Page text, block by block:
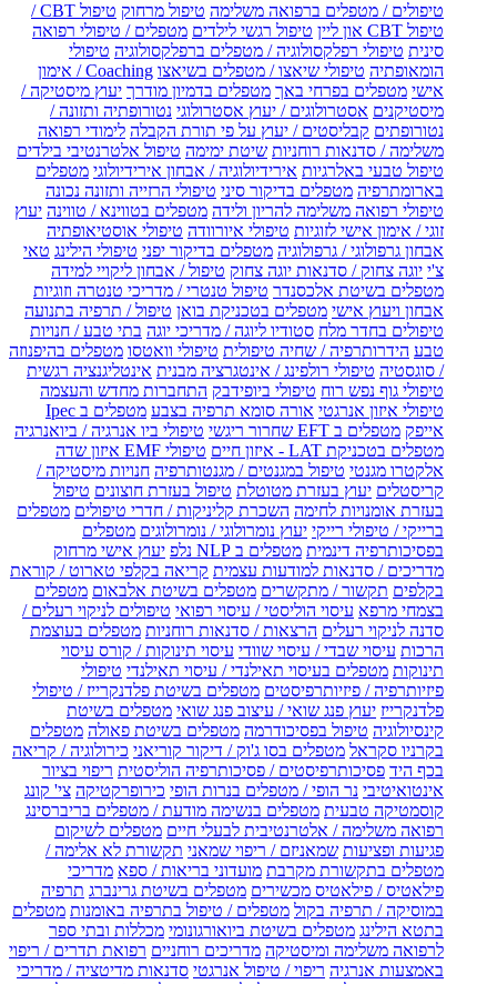
טיפולים / מטפלים ברפואה משלימה טיפול מרחוק
טיפול CBT /
טיפול CBT און ליין
טיפול רגשי לילדים מטפלים / טיפולי רפואה
סינית טיפולי רפלקסולוגיה / מטפלים ברפלקסולוגיה טיפולי
הומאופתיה טיפולי שיאצו / מטפלים בשיאצו
Coaching / אימון
אישי מטפלים בפרחי באך מטפלים בדמיון מודרך יעוץ מיסטיקה /
מיסטיקנים אסטרולוגים / יעוץ אסטרולוגי נטורופתיה ותזונה /
נטורופתים קבליסטים / יעוץ על פי תורת הקבלה לימודי רפואה
משלימה / סדנאות רוחניות שיטת ימימה טיפול אלטרנטיבי בילדים
טיפול טבעי באלרגיות אירידיולוגיה / אבחון אירידיולוגי מטפלים
בארומתרפיה מטפלים בדיקור סיני טיפולי הרזייה ותזונה נכונה
טיפולי רפואה משלימה להריון ולידה מטפלים בטווינא / טווינה יעוץ
זוגי / אימון אישי לזוגיות טיפולי איורוודה טיפולי אוסטיאופתיה
אבחון גרפולוגי / גרפולוגיה מטפלים בדיקור יפני טיפולי הילינג טאי
צ'י יוגה צחוק / סדנאות יוגה צחוק טיפול / אבחון ליקויי למידה
מטפלים בשיטת אלכסנדר טיפול טנטרי / מדריכי טנטרה וזוגיות
אבחון ויעוץ אישי מטפלים בטכניקת בואן טיפול / תרפיה בתנועה
טיפולים בחדר מלח סטודיו ליוגה / מדריכי יוגה בתי טבע / חנויות
טבע הידרותרפיה / שחיה טיפולית טיפולי וואטסו מטפלים בהיפנוזה
/ סוגסטיה טיפולי רולפינג / אינטגרציה מבנית אינטליגנציה רגשית
טיפולי גוף נפש רוח טיפולי ביופידבק התחברות מחדש והעצמה
טיפולי איזון אנרגטי אורה סומא תרפיה בצבע
מטפלים ב Ipec
אייפק מטפלים ב EFT שחרור ריגשי
טיפולי ביו אנרגיה / ביואנרגיה
מטפלים בטכניקת LAT - איזון חיים
טיפולי EMF איזון שדה
אלקטרו מגנטי טיפול במגנטים / מגנטותרפיה חנויות מיסטיקה /
קריסטלים יעוץ בעזרת מטוטלת טיפול בעזרת חוצונים טיפול
בעזרת אומנויות לחימה השכרת קליניקות / חדרי טיפולים מטפלים
ברייקי / טיפולי רייקי יעוץ נומרולוגי / נומרולוגים מטפלים
בפסיכותרפיה דינמית מטפלים ב NLP נלפ
יעוץ אישי מרחוק
מדריכים / סדנאות למודעות עצמית קריאה בקלפי טארוט / קוראת
בקלפים תקשור / מתקשרים מטפלים בשיטת אלבאום מטפלים
בצמחי מרפא עיסוי הוליסטי / עיסוי רפואי טיפולים לניקוי רעלים /
סדנה לניקוי רעלים הרצאות / סדנאות רוחניות מטפלים בעוצמת
הרכות עיסוי שבדי / עיסוי שוודי עיסוי תינוקות / קורס עיסוי
תינוקות מטפלים בעיסוי תאילנדי / עיסוי תאילנדי טיפולי
פיזיותרפיה / פיזיותרפיסטים מטפלים בשיטת פלדנקרייז / טיפולי
פלדנקרייז יעוץ פנג שואי / עיצוב פנג שואי מטפלים בשיטת
קינסיולוגיה טיפול בפסיכודרמה מטפלים בשיטת פאולה מטפלים
בקרניו סקראל מטפלים בסו ג'וק / דיקור קוריאני כירולוגיה / קריאה
בכף היד פסיכותרפיסטים / פסיכותרפיה הוליסטית ריפוי בציור
אינטואיטיבי נר הופי / מטפלים בנרות הופי כירופרקטיקה צי' קונג
קוסמטיקה טבעית מטפלים בנשימה מודעת / מטפלים בריברסינג
רפואה משלימה / אלטרנטיבית לבעלי חיים מטפלים לשיקום
פגיעות ופציעות שמאניזם / ריפוי שמאני תקשורת לא אלימה /
מטפלים בתקשורת מקרבת מועדוני בריאות / ספא מדריכי
פילאטיס / פילאטיס מכשירים מטפלים בשיטת גרינברג תרפיה
במוסיקה / תרפיה בקול מטפלים / טיפול בתרפיה באומנות מטפלים
בתטא הילינג מטפלים בשיטת ביואורגונומי מכללות ובתי ספר
לרפואה משלימה ומיסטיקה מדריכים רוחניים רפואת תדרים / ריפוי
באמצעות אנרגיה ריפוי / טיפול אנרגטי סדנאות מדיטציה / מדריכי